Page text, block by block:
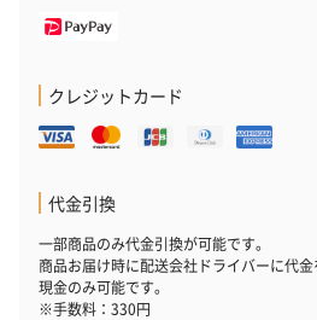
クレジットカード
代金引換
一部商品のみ代金引換が可能です。
商品お届け時に配送会社ドライバーに代
現金のみ可能です。
※手数料：330円